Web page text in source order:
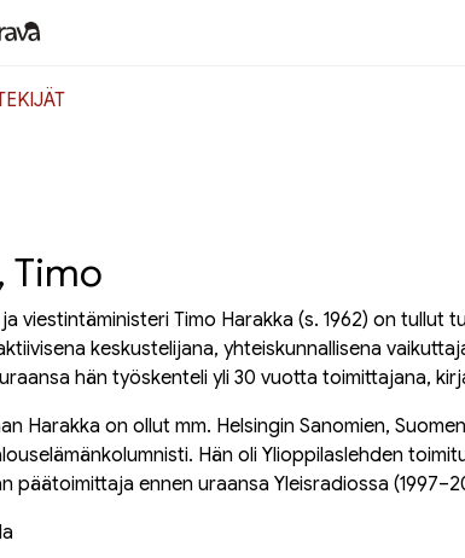
Timo
viestintäministeri Timo Harakka (s. 1962) on tullut
keskustelijana, yhteiskunnallisena
hän työskenteli yli 30 vuotta toimittajana,
Harakka on ollut mm. Helsingin Sanomien, Suomen
kolumnisti. Hän oli Ylioppilaslehden
päätoimittaja ennen uraansa Yleisradiossa